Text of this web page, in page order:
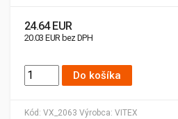
Kód: VX_2063 Výrobca: VITEX
24.64 EUR
20.03 EUR bez DPH
Do košíka